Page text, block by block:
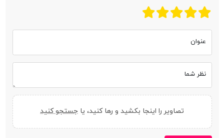
عنوان
نظر شما
تصاویر را اینجا بکشید و رها کنید، یا جستجو کنید